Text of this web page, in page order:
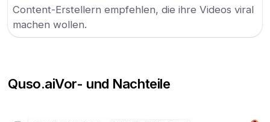
Content-Erstellern empfehlen, die ihre Videos viral
machen wollen.
Quso.aiVor- und Nachteile